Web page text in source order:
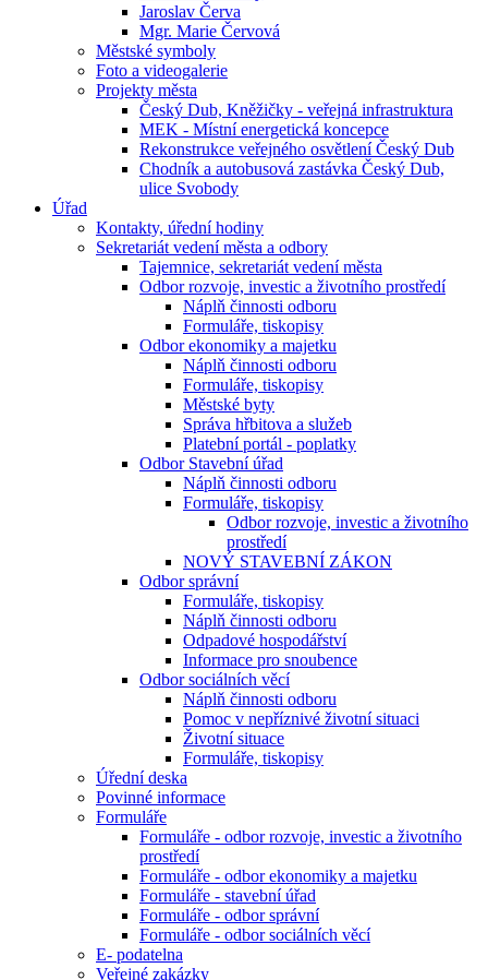
Jaroslav Červa
Mgr. Marie Červová
Městské symboly
Foto a videogalerie
Projekty města
Český Dub, Kněžičky - veřejná infrastruktura
MEK - Místní energetická koncepce
Rekonstrukce veřejného osvětlení Český Dub
Chodník a autobusová zastávka Český Dub,
ulice Svobody
Úřad
Kontakty, úřední hodiny
Sekretariát vedení města a odbory
Tajemnice, sekretariát vedení města
Odbor rozvoje, investic a životního prostředí
Náplň činnosti odboru
Formuláře, tiskopisy
Odbor ekonomiky a majetku
Náplň činnosti odboru
Formuláře, tiskopisy
Městské byty
Správa hřbitova a služeb
Platební portál - poplatky
Odbor Stavební úřad
Náplň činnosti odboru
Formuláře, tiskopisy
Odbor rozvoje, investic a životního
prostředí
NOVÝ STAVEBNÍ ZÁKON
Odbor správní
Formuláře, tiskopisy
Náplň činnosti odboru
Odpadové hospodářství
Informace pro snoubence
Odbor sociálních věcí
Náplň činnosti odboru
Pomoc v nepříznivé životní situaci
Životní situace
Formuláře, tiskopisy
Úřední deska
Povinné informace
Formuláře
Formuláře - odbor rozvoje, investic a životního
prostředí
Formuláře - odbor ekonomiky a majetku
Formuláře - stavební úřad
Formuláře - odbor správní
Formuláře - odbor sociálních věcí
E- podatelna
Veřejné zakázky